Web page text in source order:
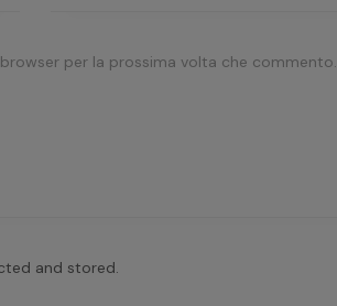
per la prossima volta che commento.
and stored.